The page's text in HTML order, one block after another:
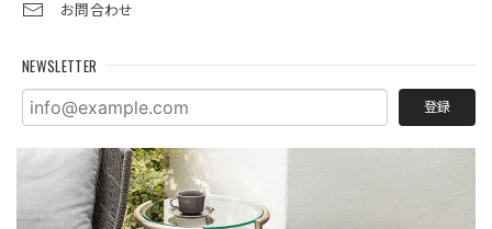
お問合わせ
NEWSLETTER
登録